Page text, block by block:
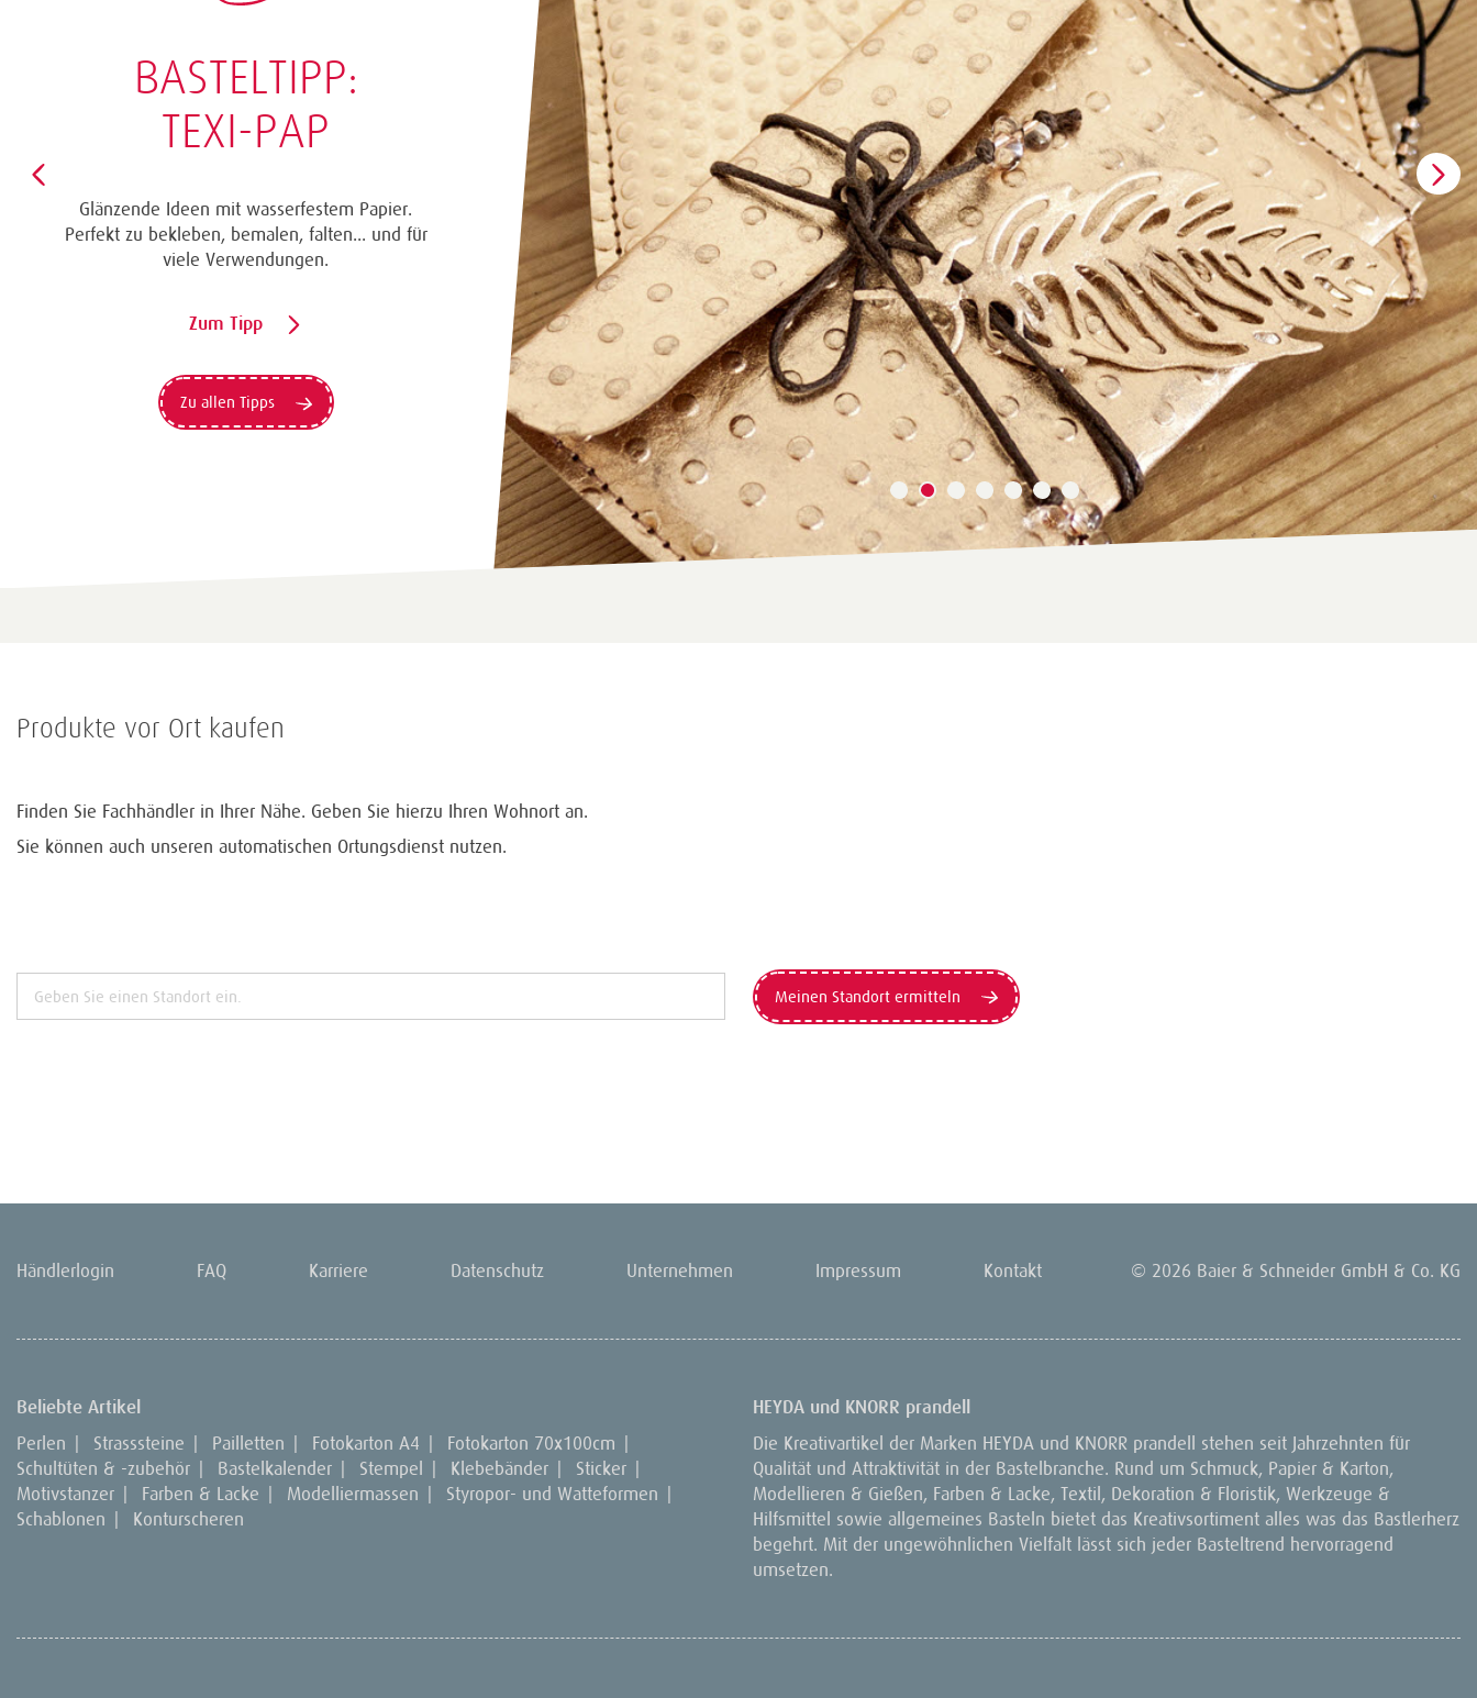
BASTELTIPP:
TEXI-PAP
Glänzende Ideen mit wasserfestem Papier.
Perfekt zu bekleben, bemalen, falten... und für
viele Verwendungen.
Zum Tipp
Zu allen Tipps
Produkte vor Ort kaufen
Finden Sie Fachhändler in Ihrer Nähe. Geben Sie hierzu Ihren Wohnort an.
Sie können auch unseren automatischen Ortungsdienst nutzen.
Meinen Standort ermitteln
Händlerlogin FAQ Karriere Datenschutz Unternehmen Impressum Kontakt © 2026 Baier & Schneider GmbH & Co. KG
Beliebte Artikel
Perlen Strasssteine Pailletten Fotokarton A4 Fotokarton 70x100cm
Schultüten & -zubehör
Bastelkalender Stempel Klebebänder Sticker
Motivstanzer
Farben & Lacke Modelliermassen Styropor- und Watteformen
Schablonen
Konturscheren
HEYDA und KNORR prandell
Die Kreativartikel der Marken HEYDA und KNORR prandell stehen seit Jahrzehnten für
Qualität und Attraktivität in der Bastelbranche. Rund um Schmuck, Papier & Karton,
Modellieren & Gießen, Farben & Lacke, Textil, Dekoration & Floristik, Werkzeuge &
Hilfsmittel sowie allgemeines Basteln bietet das Kreativsortiment alles was das Bastlerherz
begehrt. Mit der ungewöhnlichen Vielfalt lässt sich jeder Basteltrend hervorragend
umsetzen.